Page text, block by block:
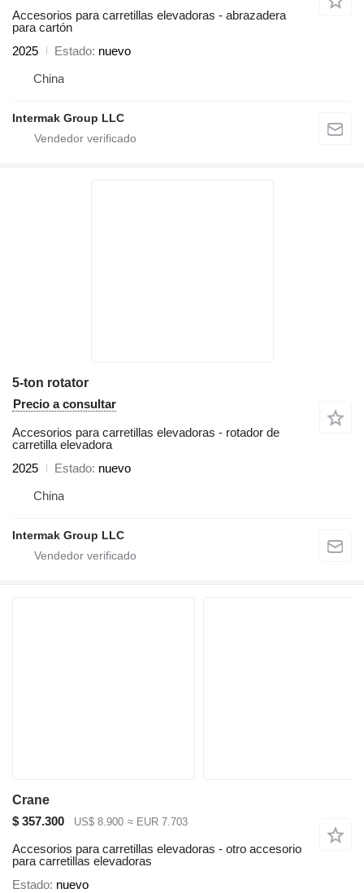
Accesorios para carretillas elevadoras - abrazadera
para cartón
2025
Estado nuevo
China
Intermak Group LLC
5-ton rotator
Precio a consultar
Accesorios para carretillas elevadoras - rotador de
carretilla elevadora
2025
Estado nuevo
China
Intermak Group LLC
Crane
$ 357.300
US$ 8.900 ≈ EUR 7.703
Accesorios para carretillas elevadoras - otro accesorio
para carretillas elevadoras
Estado nuevo